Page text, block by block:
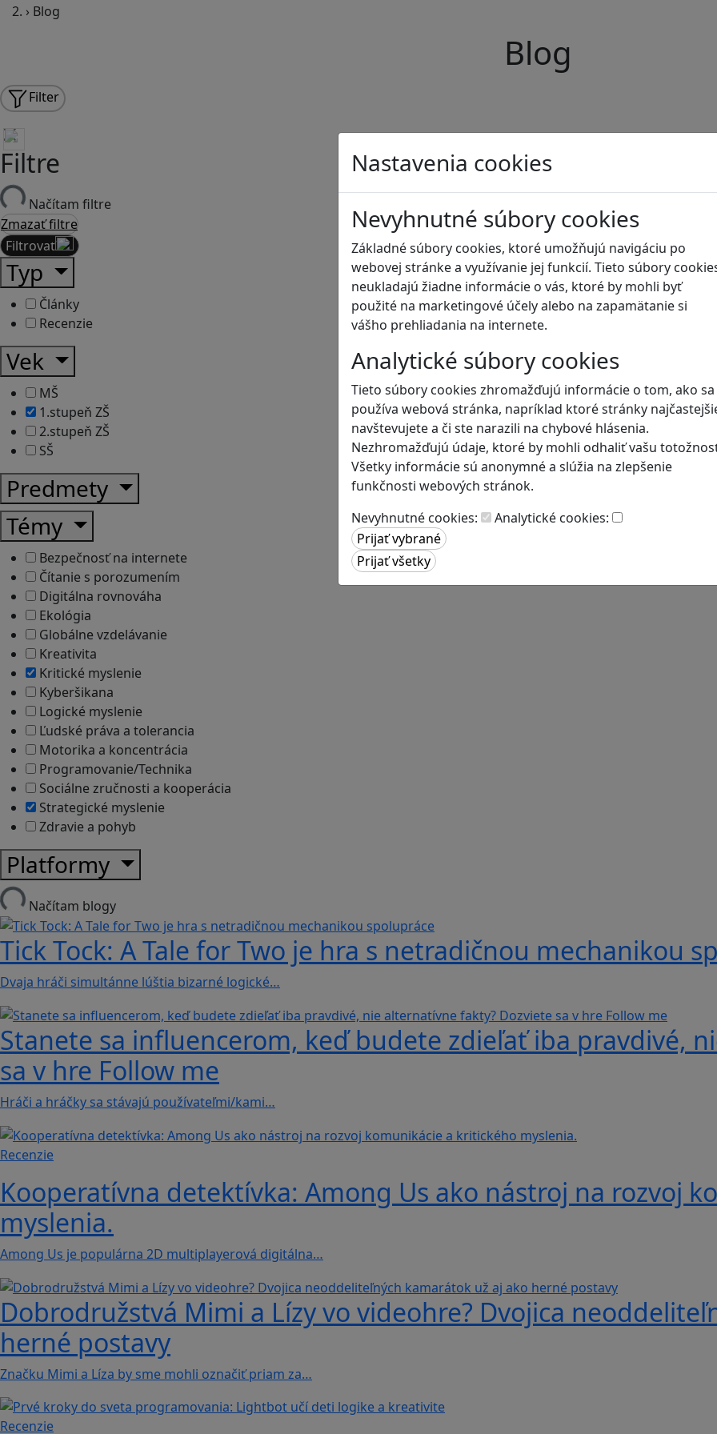
Nastavenia cookies
Nevyhnutné súbory cookies
Základné súbory cookies, ktoré umožňujú navigáciu po
webovej stránke a využívanie jej funkcií. Tieto súbory
neukladajú žiadne informácie o vás, ktoré by mohli byť
použité na marketingové účely alebo na zapamätanie si
vášho prehliadania na internete.
Analytické súbory cookies
Tieto súbory cookies zhromažďujú informácie o tom, ako sa
používa webová stránka, napríklad ktoré stránky
navštevujete a či ste narazili na chybové hlásenia.
Nezhromažďujú údaje, ktoré by mohli odhaliť vašu
Všetky informácie sú anonymné a slúžia na zlepšenie
funkčnosti webových stránok.
Nevyhnutné cookies:
Analytické cookies:
› Blog
Blog
Filter
Filtre
Načítam filtre
Zmazať filtre
Filtrovať
Typ
Články
Recenzie
Vek
MŠ
1.stupeň ZŠ
2.stupeň ZŠ
SŠ
Predmety
Témy
Bezpečnosť na internete
Čítanie s porozumením
Digitálna rovnováha
Ekológia
Globálne vzdelávanie
Kreativita
Kritické myslenie
Kyberšikana
Logické myslenie
Ľudské práva a tolerancia
Motorika a koncentrácia
Programovanie/Technika
Sociálne zručnosti a kooperácia
Strategické myslenie
Zdravie a pohyb
Platformy
Načítam blogy
Tick Tock: A Tale for Tw‪o je hra s netradičnou mechanikou
Dvaja hráči simultánne lúštia bizarné logické…
Stanete sa influencerom, keď budete zdieľať iba pravdivé,
sa v hre Follow me
Hráči a hráčky sa stávajú používateľmi/kami…
Recenzie
Kooperatívna detektívka: Among Us ako nástroj na rozvoj
myslenia.
Among Us je populárna 2D multiplayerová digitálna…
Dobrodružstvá Mimi a Lízy vo videohre? Dvojica
herné postavy
Značku Mimi a Líza by sme mohli označiť priam za…
Recenzie